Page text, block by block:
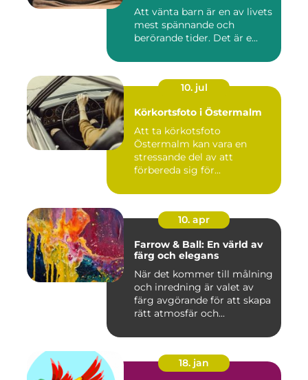
Att vänta barn är en av livets
mest spännande och
berörande tider. Det är e...
10. jul
Körkortsfoto i Östermalm
Att ta körkotsfoto
Östermalm kan vara en
stressande del av att
förbereda sig för...
10. apr
Farrow & Ball: En värld av
färg och elegans
När det kommer till målning
och inredning är valet av
färg avgörande för att skapa
rätt atmosfär och...
18. jan